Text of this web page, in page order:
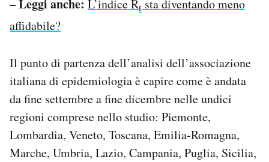
– Leggi anche: L’indice Rt sta diventando meno
affidabile?
Il punto di partenza dell’analisi dell’associazione
italiana di epidemiologia è capire come è andata
da fine settembre a fine dicembre nelle undici
regioni comprese nello studio: Piemonte,
Lombardia, Veneto, Toscana, Emilia-Romagna,
Marche, Umbria, Lazio, Campania, Puglia, Sicilia,